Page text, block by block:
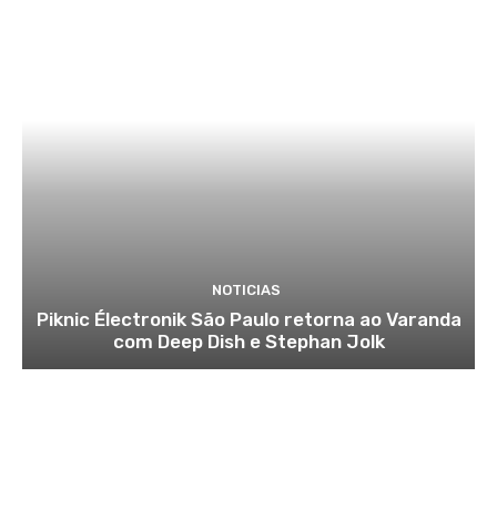
NOTICIAS
Piknic Électronik São Paulo retorna ao Varanda
com Deep Dish e Stephan Jolk